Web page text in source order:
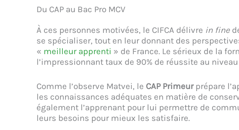
Du CAP au Bac Pro MCV
À ces personnes motivées, le CIFCA délivre in fine
se spécialiser, tout en leur donnant des
« meilleur apprenti » de France. Le sérieux de la
l’impressionnant taux de 90% de réussite au
Comme l’observe Matvei, le CAP Primeurprépare
les connaissances adéquates en matière de
également l’apprenant pour lui permettre de
leurs besoins pour mieux les satisfaire.